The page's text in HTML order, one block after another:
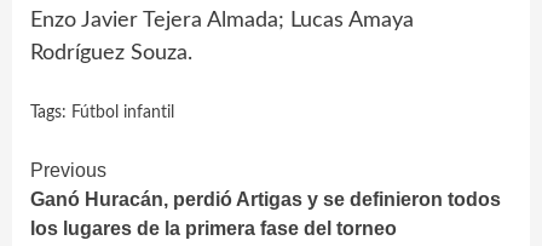
Enzo Javier Tejera Almada; Lucas Amaya
Rodríguez Souza.
Tags: Fútbol infantil
Continue
Reading
Previous
Ganó Huracán, perdió Artigas y se definieron todos
los lugares de la primera fase del torneo